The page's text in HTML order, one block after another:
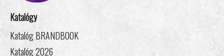
Katalógy
Katalóg BRANDBOOK
Katalóg 2026